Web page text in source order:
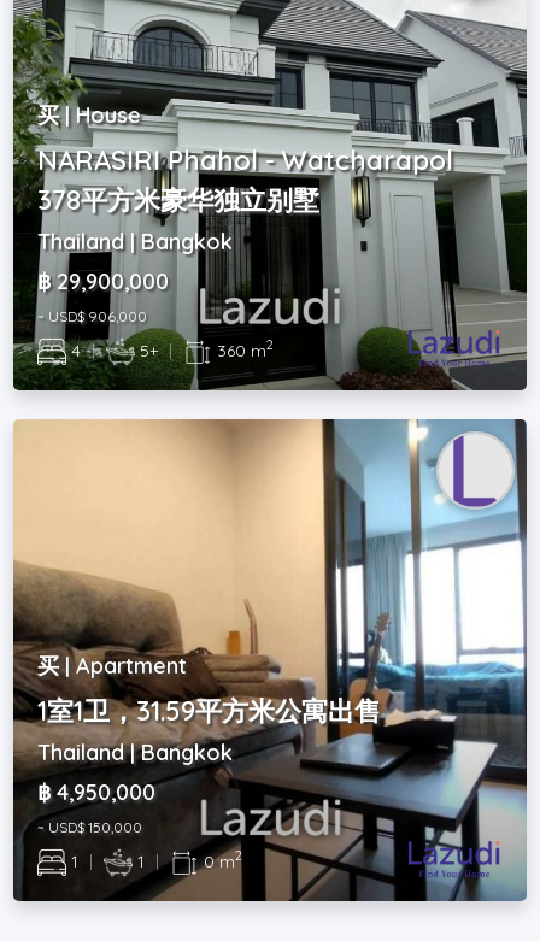
买 | House
NARASIRI Phahol - Watcharapol
378平方米豪华独立别墅
Thailand | Bangkok
฿ 29,900,000
~ USD$ 906,000
4 | 5+ | 360 m2
买 | Apartment
1室1卫，31.59平方米公寓出售
Thailand | Bangkok
฿ 4,950,000
~ USD$ 150,000
1 | 1 | 0 m2